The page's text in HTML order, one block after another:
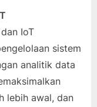
IoT
sistem
analitik data
lebih awal, dan